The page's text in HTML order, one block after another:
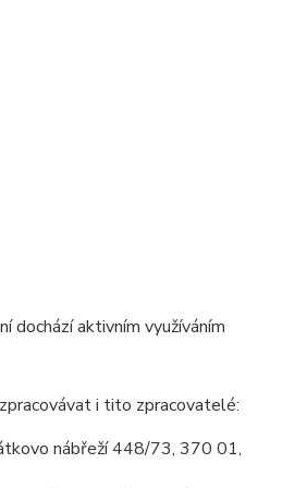
dochází aktivním využíváním
i tito zpracovatelé:
nábřeží 448/73, 370 01,